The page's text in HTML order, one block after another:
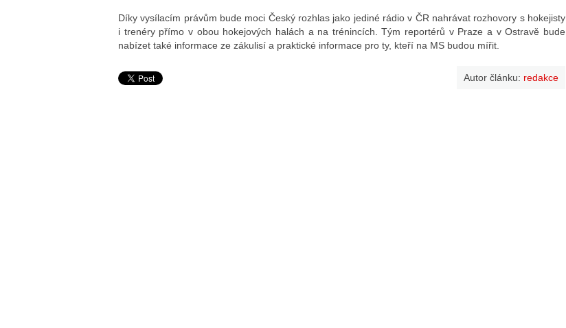
Díky vysílacím právům bude moci Český rozhlas jako jediné rádio v ČR nahrávat rozhovory s hokejisty
i trenéry přímo v obou hokejových halách a na trénincích. Tým reportérů v Praze a v Ostravě bude
nabízet také informace ze zákulisí a praktické informace pro ty, kteří na MS budou mířit.
Autor článku: redakce